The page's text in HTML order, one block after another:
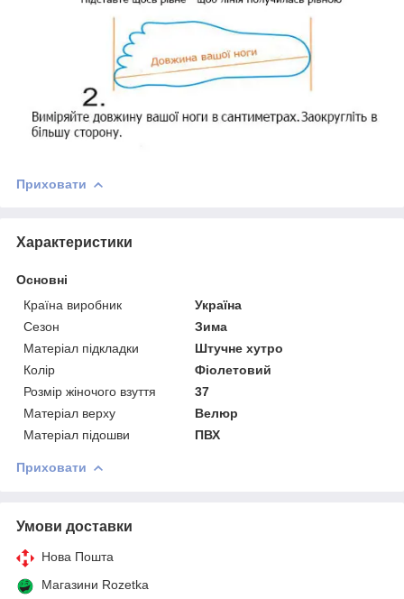
Приховати
Характеристики
Основні
Країна виробник
Україна
Сезон
Зима
Матеріал підкладки
Штучне хутро
Колір
Фіолетовий
Розмір жіночого взуття
37
Матеріал верху
Велюр
Матеріал підошви
ПВХ
Приховати
Умови доставки
Нова Пошта
Магазини Rozetka